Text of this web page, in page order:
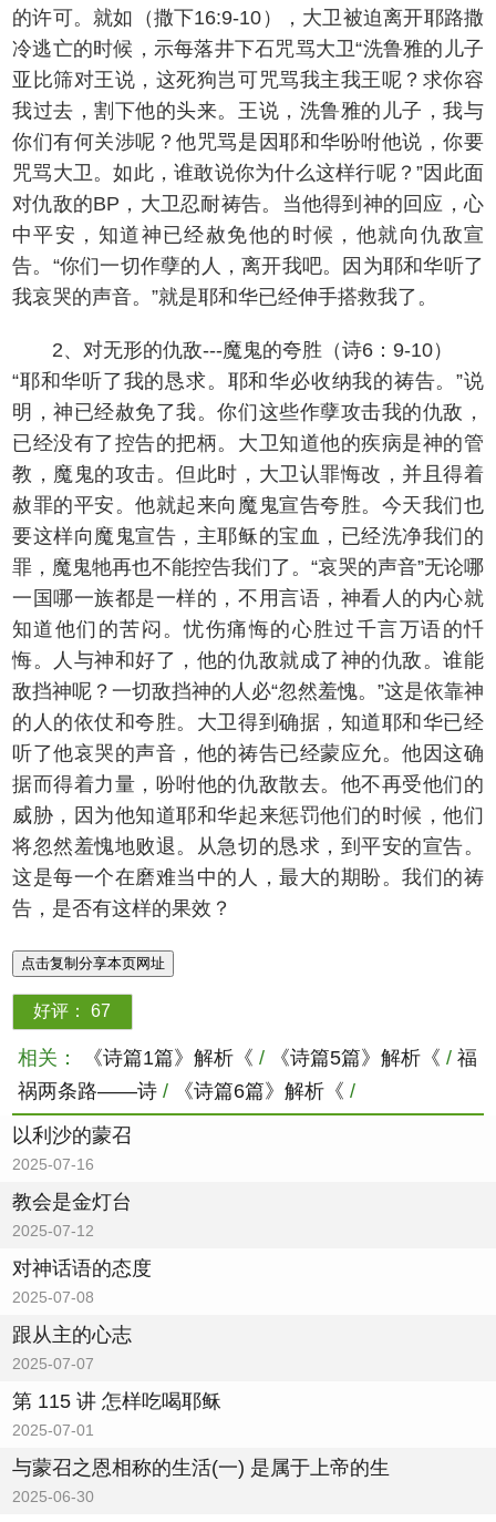
的许可。就如（撒下16:9-10），大卫被迫离开耶路撒
冷逃亡的时候，示每落井下石咒骂大卫“洗鲁雅的儿子
亚比筛对王说，这死狗岂可咒骂我主我王呢？求你容
我过去，割下他的头来。王说，洗鲁雅的儿子，我与
你们有何关涉呢？他咒骂是因耶和华吩咐他说，你要
咒骂大卫。如此，谁敢说你为什么这样行呢？”因此面
对仇敌的BP，大卫忍耐祷告。当他得到神的回应，心
中平安，知道神已经赦免他的时候，他就向仇敌宣
告。“你们一切作孽的人，离开我吧。因为耶和华听了
我哀哭的声音。”就是耶和华已经伸手搭救我了。
2、对无形的仇敌---魔鬼的夸胜（诗6：9-10）
“耶和华听了我的恳求。耶和华必收纳我的祷告。”说
明，神已经赦免了我。你们这些作孽攻击我的仇敌，
已经没有了控告的把柄。大卫知道他的疾病是神的管
教，魔鬼的攻击。但此时，大卫认罪悔改，并且得着
赦罪的平安。他就起来向魔鬼宣告夸胜。今天我们也
要这样向魔鬼宣告，主耶稣的宝血，已经洗净我们的
罪，魔鬼牠再也不能控告我们了。“哀哭的声音”无论哪
一国哪一族都是一样的，不用言语，神看人的内心就
知道他们的苦闷。忧伤痛悔的心胜过千言万语的忏
悔。人与神和好了，他的仇敌就成了神的仇敌。谁能
敌挡神呢？一切敌挡神的人必“忽然羞愧。”这是依靠神
的人的依仗和夸胜。大卫得到确据，知道耶和华已经
听了他哀哭的声音，他的祷告已经蒙应允。他因这确
据而得着力量，吩咐他的仇敌散去。他不再受他们的
威胁，因为他知道耶和华起来惩罚他们的时候，他们
将忽然羞愧地败退。从急切的恳求，到平安的宣告。
这是每一个在磨难当中的人，最大的期盼。我们的祷
告，是否有这样的果效？
点击复制分享本页网址
好评： 67
相关： 《诗篇1篇》解析《 / 《诗篇5篇》解析《 / 福
祸两条路——诗 / 《诗篇6篇》解析《 /
以利沙的蒙召
2025-07-16
教会是金灯台
2025-07-12
对神话语的态度
2025-07-08
跟从主的心志
2025-07-07
第 115 讲 怎样吃喝耶稣
2025-07-01
与蒙召之恩相称的生活(一) 是属于上帝的生
2025-06-30